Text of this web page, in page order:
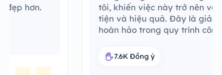
tôi, khiến việc này trở nên vô cùng thuận
tiện và hiệu quả. Đây là giải pháp đại lý
hoàn hảo trong quy trình công việc của